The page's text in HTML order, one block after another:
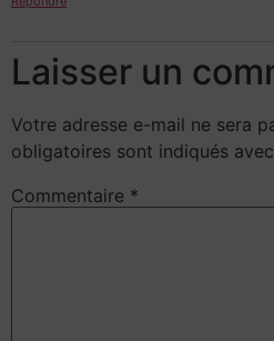
Laisser un
Votre adresse e-mail ne sera
obligatoires sont indiqués avec
Commentaire *